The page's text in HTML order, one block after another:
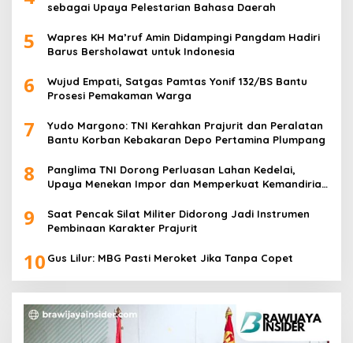
sebagai Upaya Pelestarian Bahasa Daerah
5
Wapres KH Ma’ruf Amin Didampingi Pangdam Hadiri
Barus Bersholawat untuk Indonesia
6
Wujud Empati, Satgas Pamtas Yonif 132/BS Bantu
Prosesi Pemakaman Warga
7
Yudo Margono: TNI Kerahkan Prajurit dan Peralatan
Bantu Korban Kebakaran Depo Pertamina Plumpang
8
Panglima TNI Dorong Perluasan Lahan Kedelai,
Upaya Menekan Impor dan Memperkuat Kemandirian
9
Saat Pencak Silat Militer Didorong Jadi Instrumen
Pembinaan Karakter Prajurit
10 Gus Lilur: MBG Pasti Meroket Jika Tanpa Copet